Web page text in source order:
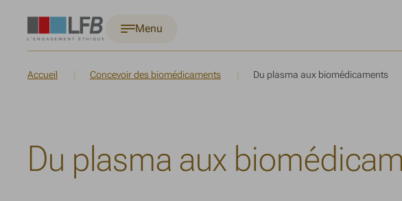
Menu
Accueil Concevoir des biomédicaments Du plasma aux biomédicaments
Du plasma aux